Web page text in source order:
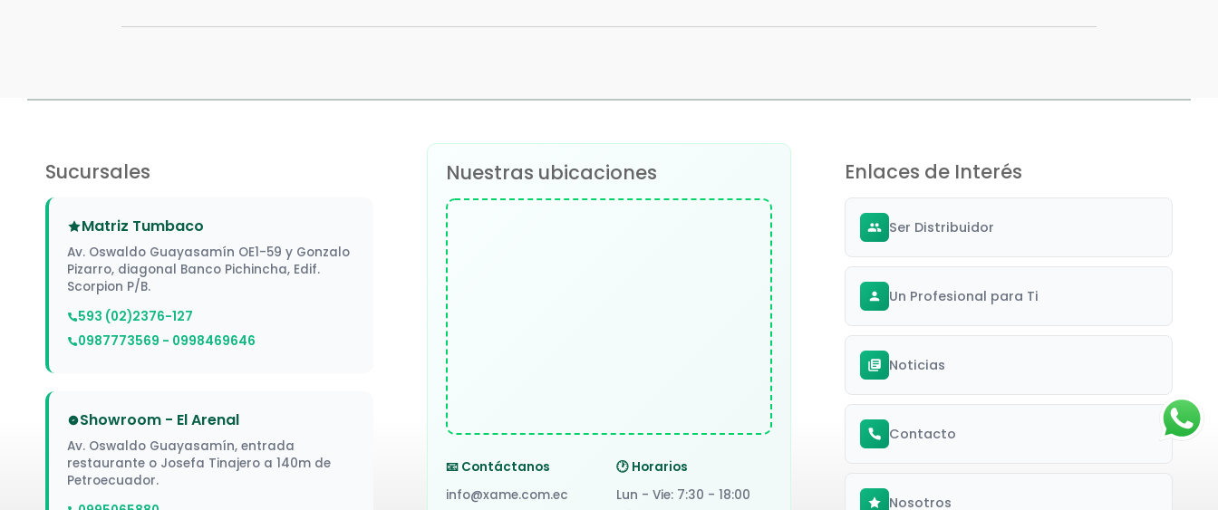
Sucursales
Matriz Tumbaco
Av. Oswaldo Guayasamín OE1-59 y Gonzalo
Pizarro, diagonal Banco Pichincha, Edif.
Scorpion P/B.
593 (02)2376-127
0987773569 - 0998469646
Showroom - El Arenal
Av. Oswaldo Guayasamín, entrada
restaurante o Josefa Tinajero a 140m de
Petroecuador.
Nuestras ubicaciones
📧 Contáctanos
info@xame.com.ec
🕐 Horarios
Lun - Vie: 7:30 - 18:00
Enlaces de Interés
Ser Distribuidor
Un Profesional para Ti
Noticias
Contacto
Nosotros